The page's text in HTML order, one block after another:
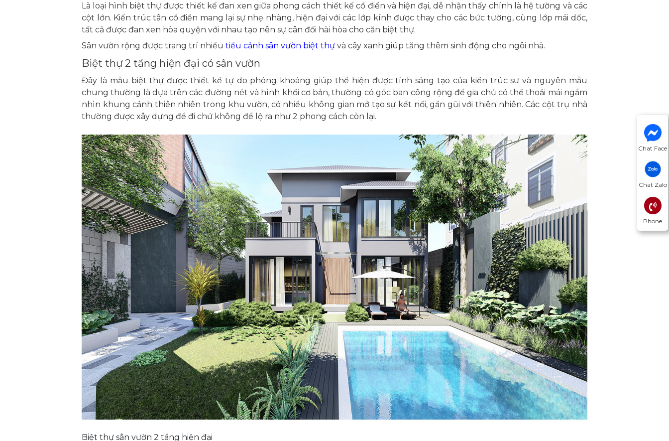
Chat Face
Chat Zalo
Phone
Là loại hình biệt thự được thiết kế đan xen giữa phong cách thiết kế cổ điển và hiện đại, dễ nhận thấy chính là hệ tường và các
cột lớn. Kiến trúc tân cổ điển mang lại sự nhẹ nhàng, hiện đại với các lớp kính được thay cho các bức tường, cùng lớp mái dốc,
tất cả được đan xen hòa quyện với nhau tạo nên sự cân đối hài hòa cho căn biệt thự.
Sân vườn rộng được trang trí nhiều tiểu cảnh sân vườn biệt thự và cây xanh giúp tăng thêm sinh động cho ngôi nhà.
Biệt thự 2 tầng hiện đại có sân vườn
Đây là mẫu biệt thự được thiết kế tự do phóng khoáng giúp thể hiện được tính sáng tạo của kiến trúc sư và nguyên mẫu
chung thường là dựa trên các đường nét và hình khối cơ bản, thường có góc ban công rộng để gia chủ có thể thoải mái ngắm
nhìn khung cảnh thiên nhiên trong khu vườn, có nhiều không gian mở tạo sự kết nối, gần gũi với thiên nhiên. Các cột trụ nhà
thường được xây dựng để đi chứ không để lộ ra như 2 phong cách còn lại.
Biệt thự sân vườn 2 tầng hiện đại